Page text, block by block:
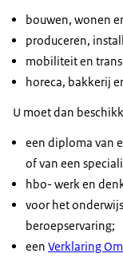
bouwen, wonen
produceren,
mobiliteit en
horeca, bakkerij
U moet dan
een diploma van
of van een
hbo- werk en
voor het
beroepservaring;
een Verklaring